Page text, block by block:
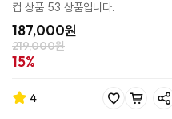
컵 상품 53 상품입니다.
187,000원
219,000원
15%
4